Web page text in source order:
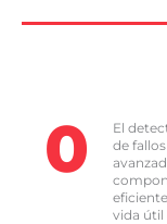
El
de
vida útil
0